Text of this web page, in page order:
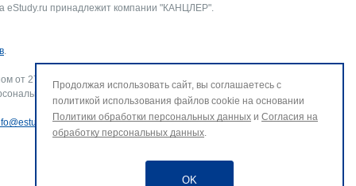
eStudy.ru принадлежит компании "КАНЦЛЕР".
.
от 27.07.2006 г. № 152-ФЗ «О персональных данных».
данных и использование файлов cookie. В случае
.
Продолжая использовать сайт, вы соглашаетесь с
политикой использования файлов cookie на основании
Политики обработки персональных данных и Согласия на
обработку персональных данных.
OK